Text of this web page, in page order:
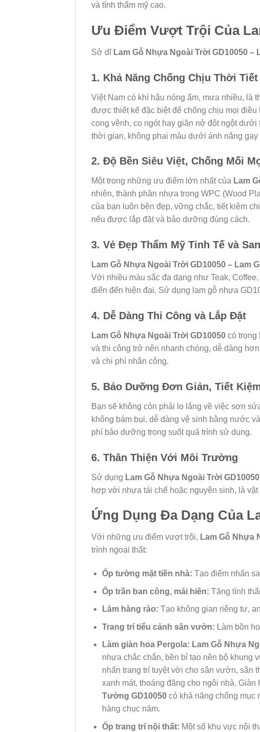
và tính thẩm mỹ cao.
Ưu Điểm Vượt Trội Của
Sở dĩ Lam Gỗ Nhựa Ngoài Trời GD10050 –
1. Khả Năng Chống Chịu Thời
Việt Nam có khí hậu nóng ẩm, mưa nhiều, là
được thiết kế đặc biệt để chống chịu mọi
cong vênh, co ngót hay giãn nở đột ngột
thời gian, không phai màu dưới ánh nắng gay
2. Độ Bền Siêu Việt, Chống Mối
Một trong những ưu điểm lớn nhất của Lam
nhiên, thành phần nhựa trong WPC (Wood
của bạn luôn bền đẹp, vững chắc, tiết kiệm
nếu được lắp đặt và bảo dưỡng đúng cách.
3. Vẻ Đẹp Thẩm Mỹ Tinh Tế và
Lam Gỗ Nhựa Ngoài Trời GD10050 – Lam
Với nhiều màu sắc đa dạng như Teak,
điển đến hiện đại. Sử dụng lam gỗ nhựa
4. Dễ Dàng Thi Công và Lắp Đặt
Lam Gỗ Nhựa Ngoài Trời GD10050 có trọng
và thi công trở nên nhanh chóng, dễ dàng
và chi phí nhân công.
5. Bảo Dưỡng Đơn Giản, Tiết
Bạn sẽ không còn phải lo lắng về việc sơn
không bám bụi, dễ dàng vệ sinh bằng nước
phí bảo dưỡng trong suốt quá trình sử dụng.
6. Thân Thiện Với Môi Trường
Sử dụng Lam Gỗ Nhựa Ngoài Trời GD10050
hợp với nhựa tái chế hoặc nguyên sinh, là
Ứng Dụng Đa Dạng Của
Với những ưu điểm vượt trội, Lam Gỗ Nhựa
trình ngoại thất:
Ốp tường mặt tiền nhà: Tạo điểm nhấn
Ốp trần ban công, mái hiên: Tăng tính
Làm hàng rào: Tạo không gian riêng tư,
Trang trí tiểu cảnh sân vườn: Làm bồn
Làm giàn hoa Pergola: Lam Gỗ Nhựa
nhựa chắc chắn, bền bỉ tạo nên bộ khung
nhấn trang trí tuyệt vời cho sân vườn, sân
xanh mát, thoáng đãng cho ngôi nhà.
Tường GD10050có khả năng chống mục
hàng chục năm.
Ốp trang trí nội thất: Một số khu vực nội